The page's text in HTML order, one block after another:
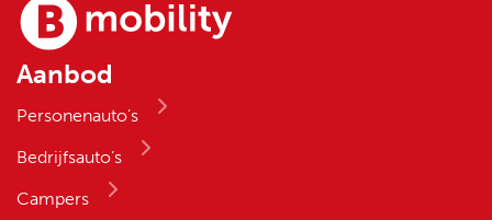
Campers
Services, garantie & leasing
B mobility garantie
Leasing en financiering